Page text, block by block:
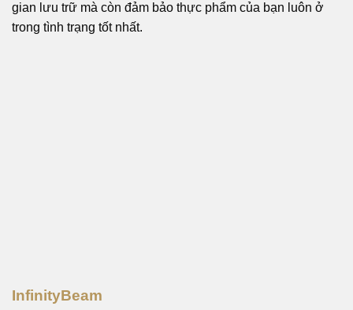
gian lưu trữ mà còn đảm bảo thực phẩm của bạn luôn ở
trong tình trạng tốt nhất.
InfinityBeam